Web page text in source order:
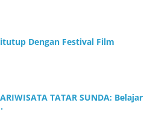
Dengan Festival Film
TATAR SUNDA: Belajar